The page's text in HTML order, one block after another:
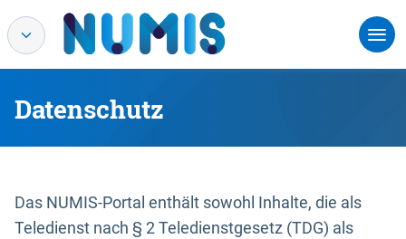
Datenschutz
Das NUMIS-Portal enthält sowohl Inhalte, die als
Teledienst nach § 2 Teledienstgesetz (TDG) als